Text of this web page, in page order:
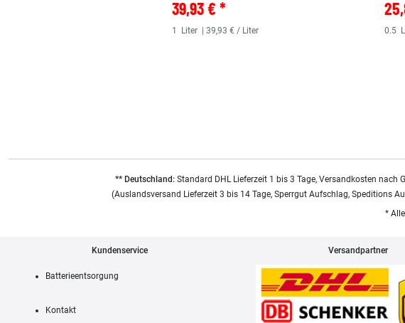
39,93 € *
1 Liter | 39,93 € / Liter 0.5
** Deutschland:Standard DHL Lieferzeit 1 bis 3 Tage, Versandkosten nach
(Auslandsversand Lieferzeit 3 bis 14 Tage, Sperrgut Aufschlag, Speditions
*
Kundenservice
Batterieentsorgung
Kontakt
Versandpartner